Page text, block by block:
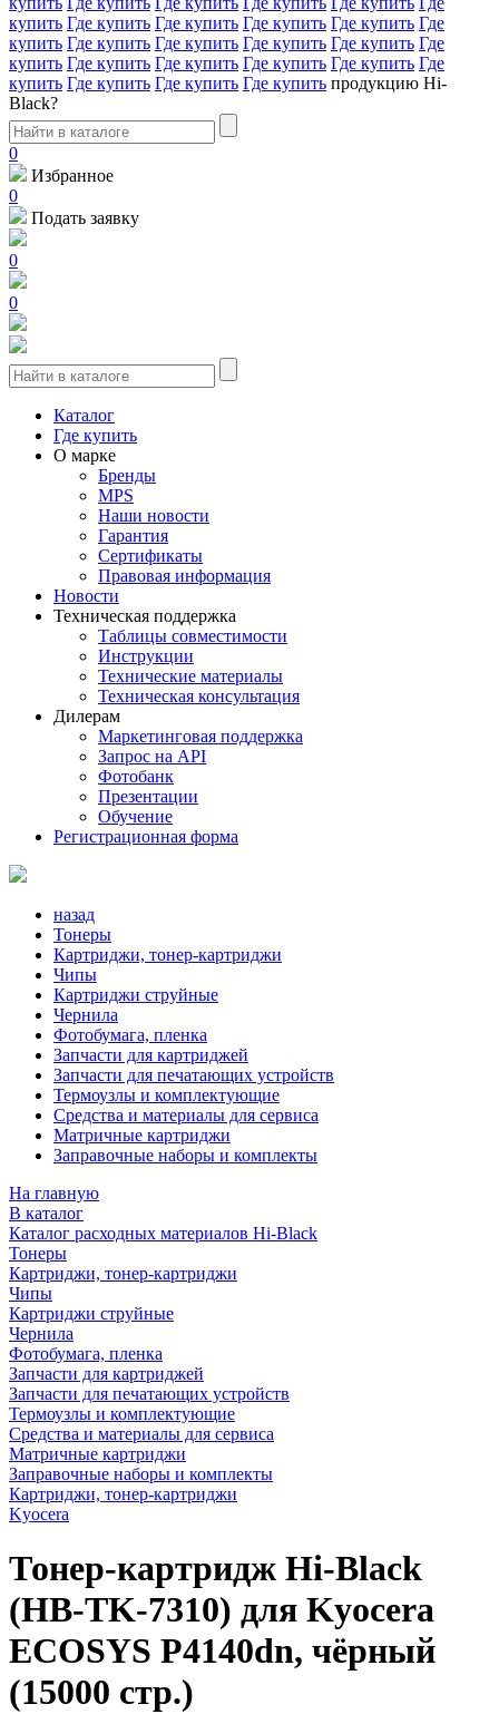
купить Где купить Где купить Где купить Где купить Где
купить Где купить Где купить Где купить Где купить Где
купить Где купить Где купить Где купить Где купить Где
купить Где купить Где купить Где купить продукцию Hi-
Black?
0
Избранное
0
Подать заявку
0
0
Каталог
Где купить
О марке
Бренды
MPS
Наши новости
Гарантия
Сертификаты
Правовая информация
Новости
Техническая поддержка
Таблицы совместимости
Инструкции
Технические материалы
Техническая консультация
Дилерам
Маркетинговая поддержка
Запрос на API
Фотобанк
Презентации
Обучение
Регистрационная форма
назад
Тонеры
Картриджи, тонер-картриджи
Чипы
Картриджи струйные
Чернила
Фотобумага, пленка
Запчасти для картриджей
Запчасти для печатающих устройств
Термоузлы и комплектующие
Средства и материалы для сервиса
Матричные картриджи
Заправочные наборы и комплекты
На главную
В каталог
Каталог расходных материалов Hi-Black
Тонеры
Картриджи, тонер-картриджи
Чипы
Картриджи струйные
Чернила
Фотобумага, пленка
Запчасти для картриджей
Запчасти для печатающих устройств
Термоузлы и комплектующие
Средства и материалы для сервиса
Матричные картриджи
Заправочные наборы и комплекты
Картриджи, тонер-картриджи
Kyocera
Тонер-картридж Hi-Black
(HB-TK-7310) для Kyocera
ECOSYS P4140dn, чёрный
(15000 стр.)